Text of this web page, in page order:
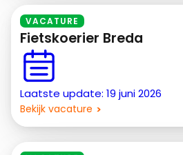
VACATURE
Fietskoerier Breda
Laatste update: 19 juni 2026
Bekijk vacature